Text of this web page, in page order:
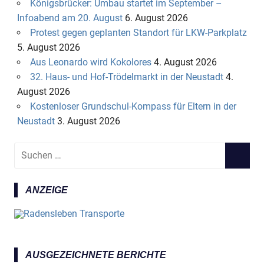
Königsbrücker: Umbau startet im September –
Infoabend am 20. August 6. August 2026
Protest gegen geplanten Standort für LKW-Parkplatz
5. August 2026
Aus Leonardo wird Kokolores 4. August 2026
32. Haus- und Hof-Trödelmarkt in der Neustadt 4.
August 2026
Kostenloser Grundschul-Kompass für Eltern in der
Neustadt 3. August 2026
e
ANZEIGE
AUSGEZEICHNETE BERICHTE